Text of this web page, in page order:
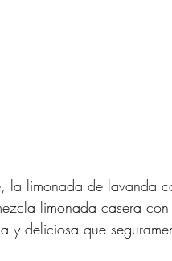
la limonada de lavanda
limonada casera
y deliciosa que